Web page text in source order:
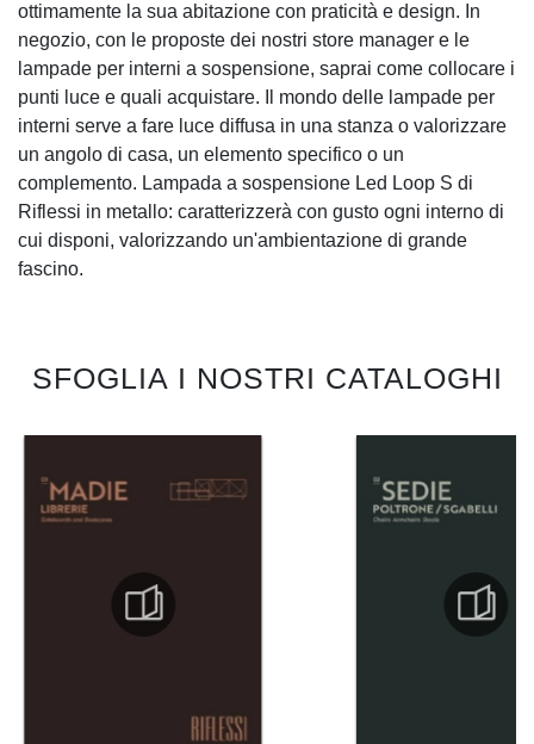
ottimamente la sua abitazione con praticità e design. In
negozio, con le proposte dei nostri store manager e le
lampade per interni a sospensione, saprai come collocare i
punti luce e quali acquistare. Il mondo delle lampade per
interni serve a fare luce diffusa in una stanza o valorizzare
un angolo di casa, un elemento specifico o un
complemento. Lampada a sospensione Led Loop S di
Riflessi in metallo: caratterizzerà con gusto ogni interno di
cui disponi, valorizzando un'ambientazione di grande
fascino.
SFOGLIA I NOSTRI CATALOGHI